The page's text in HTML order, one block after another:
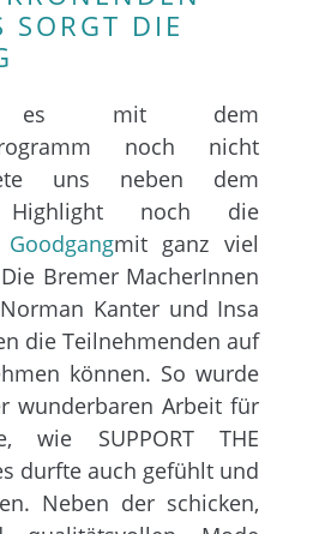
SORGT DIE
mit dem
noch nicht
uns neben dem
Highlight noch die
Goodgangmit ganz viel
Bremer MacherInnen
Kanter und Insa
die Teilnehmenden auf
können. So wurde
wunderbaren Arbeit für
wie SUPPORT THE
durfte auch gefühlt und
Neben der schicken,